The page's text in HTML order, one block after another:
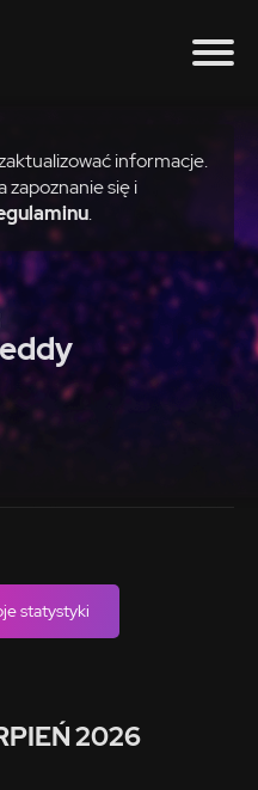
informacje.
zapoznanie się i
.
statystyki
2026